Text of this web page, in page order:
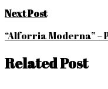
Next Post
“Alforria Moderna” –
Related Post